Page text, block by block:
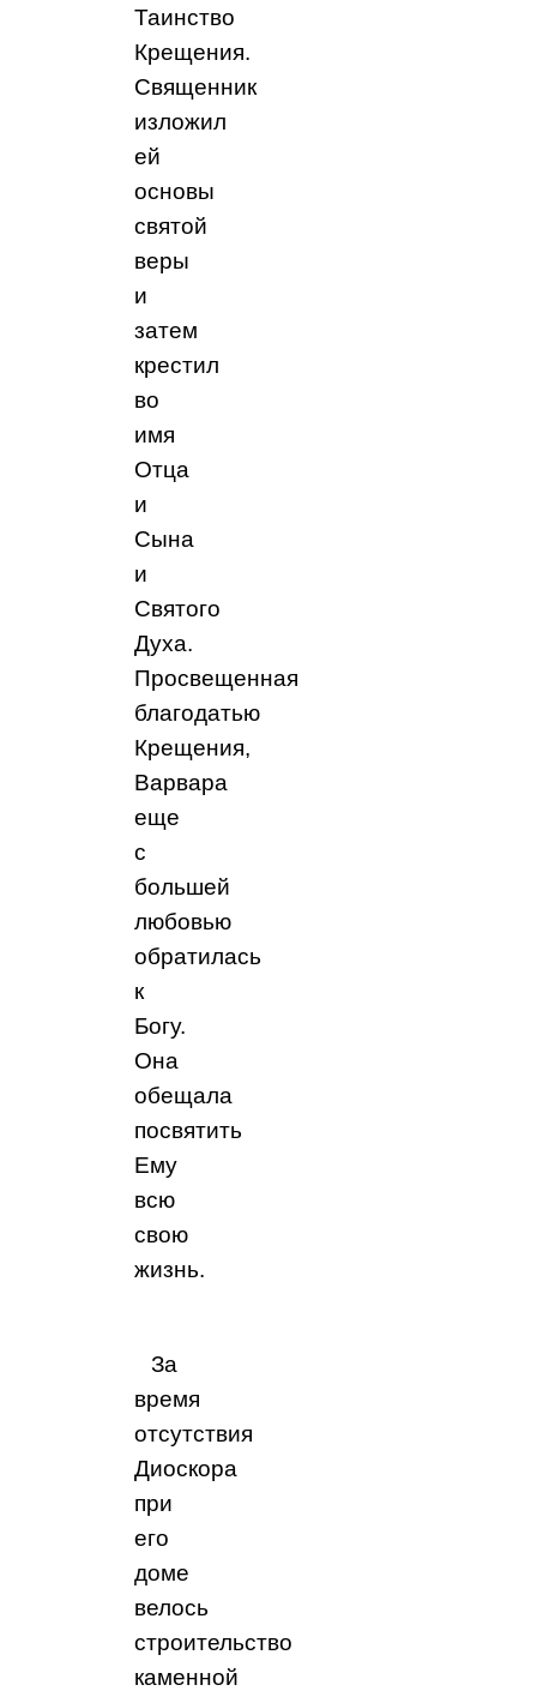
Таинство
Крещения.
Священник
изложил
ей
основы
святой
веры
и
затем
крестил
во
имя
Отца
и
Сына
и
Святого
Духа.
Просвещенная
благодатью
Крещения,
Варвара
еще
с
большей
любовью
обратилась
к
Богу.
Она
обещала
посвятить
Ему
всю
свою
жизнь.
За
время
отсутствия
Диоскора
при
его
доме
велось
строительство
каменной